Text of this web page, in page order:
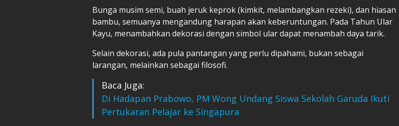
Bunga musim semi, buah jeruk keprok (kimkit, melambangkan rezeki), dan hiasan
bambu, semuanya mengandung harapan akan keberuntungan. Pada Tahun Ular
Kayu, menambahkan dekorasi dengan simbol ular dapat menambah daya tarik.
Selain dekorasi, ada pula pantangan yang perlu dipahami, bukan sebagai
larangan, melainkan sebagai filosofi.
Baca Juga:
Di Hadapan Prabowo, PM Wong Undang Siswa Sekolah Garuda Ikuti
Pertukaran Pelajar ke Singapura